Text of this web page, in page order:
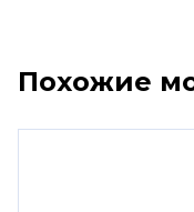
Похожие